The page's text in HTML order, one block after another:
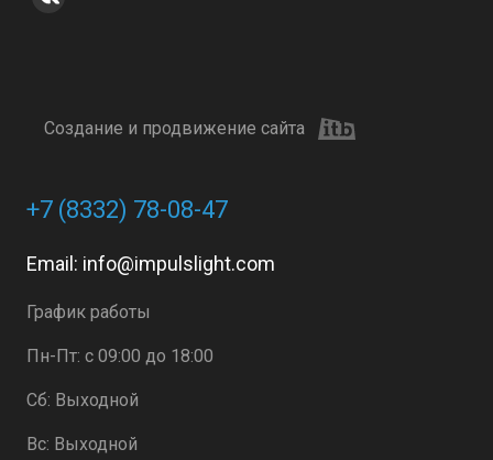
Создание и продвижение сайта
+7 (8332) 78-08-47
Email: info@impulslight.com
График работы
Пн-Пт: с 09:00 до 18:00
Сб: Выходной
Вс: Выходной